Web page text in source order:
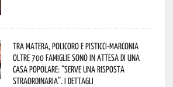
Tra Matera, Policoro e Pisticci-Marconia
oltre 700 famiglie sono in attesa di una
casa popolare: “serve una risposta
straordinaria”. I dettagli